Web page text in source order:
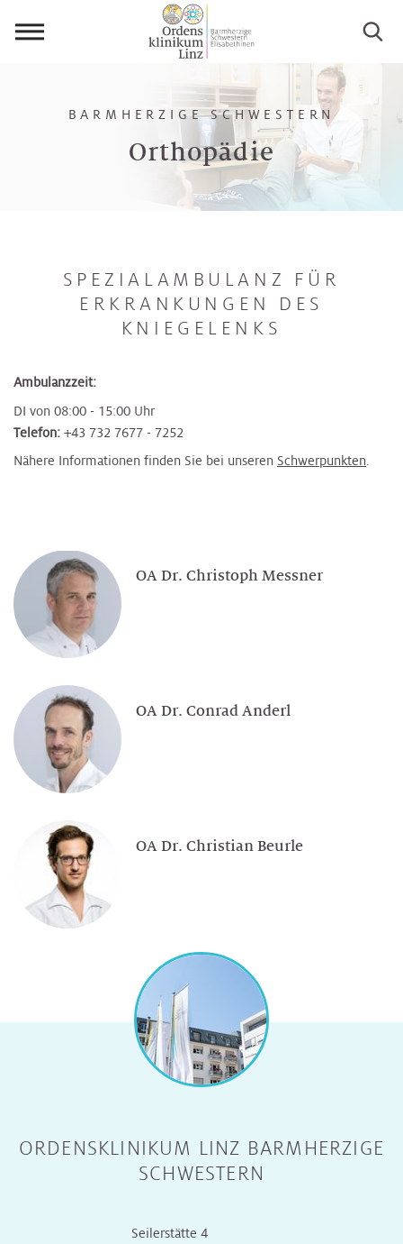
Orthopädie
BARMHERZIGE SCHWESTERN
SPEZIALAMBULANZ FÜR
ERKRANKUNGEN DES
KNIEGELENKS
Ambulanzzeit:
DI von 08:00 - 15:00 Uhr
Telefon: +43 732 7677 - 7252
Nähere Informationen finden Sie bei unseren Schwerpunkten.
OA Dr. Christoph Messner
OA Dr. Conrad Anderl
OA Dr. Christian Beurle
ORDENSKLINIKUM LINZ BARMHERZIGE
SCHWESTERN
Seilerstätte 4